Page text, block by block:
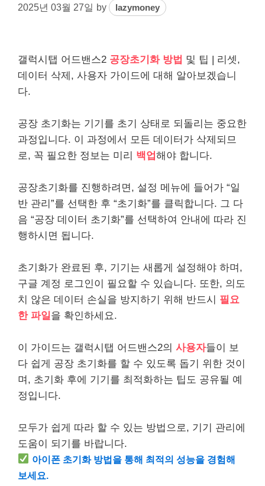
2025년 03월 27일 by lazymoney
갤럭시탭 어드밴스2 공장초기화 방법 및 팁 | 리셋,
데이터 삭제, 사용자 가이드에 대해 알아보겠습니
다.
공장 초기화는 기기를 초기 상태로 되돌리는 중요한
과정입니다. 이 과정에서 모든 데이터가 삭제되므
로, 꼭 필요한 정보는 미리 백업 해야 합니다.
공장초기화를 진행하려면, 설정 메뉴에 들어가 “일
반 관리”를 선택한 후 “초기화”를 클릭합니다. 그 다
음 “공장 데이터 초기화”를 선택하여 안내에 따라 진
행하시면 됩니다.
초기화가 완료된 후, 기기는 새롭게 설정해야 하며,
구글 계정 로그인이 필요할 수 있습니다. 또한, 의도
치 않은 데이터 손실을 방지하기 위해 반드시 필요
한 파일 을 확인하세요.
이 가이드는 갤럭시탭 어드밴스2의 사용자들이 보
다 쉽게 공장 초기화를 할 수 있도록 돕기 위한 것이
며, 초기화 후에 기기를 최적화하는 팁도 공유될 예
정입니다.
모두가 쉽게 따라 할 수 있는 방법으로, 기기 관리에
도움이 되기를 바랍니다.
아이폰 초기화 방법을 통해 최적의 성능을 경험해
보세요.